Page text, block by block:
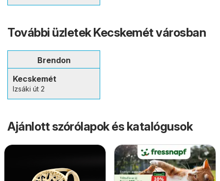
További üzletek Kecskemét városban
Brendon
Kecskemét
Izsáki út 2
Ajánlott szórólapok és katalógusok